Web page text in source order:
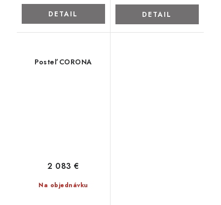
DETAIL DETAIL
Posteľ CORONA
Na objednávku
2 083 €